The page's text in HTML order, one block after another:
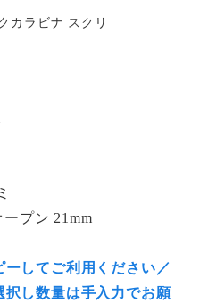
カラビナ スクリ
プン 21mm
ーしてご利用ください／
し数量は手入力でお願